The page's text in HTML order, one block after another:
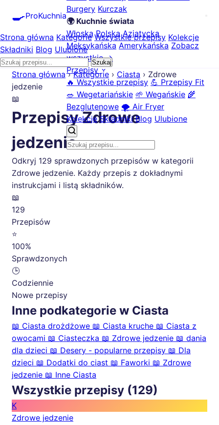
🍳ProKuchnia
Burgery Kurczak
🌍 Kuchnie świata
Włoska Polska Azjatycka
Meksykańska Amerykańska Zobacz
wszystkie →
Przepisy
🔥 Wszystkie przepisy 💪 Przepisy Fit
🥗 Wegetariańskie 🌱 Wegańskie 🌾
Bezglutenowe 🌪️ Air Fryer
Kolekcje Składniki Blog Ulubione
Strona główna Kategorie Wszystkie przepisy Kolekcje
Składniki Blog Ulubione
Szukaj
Strona główna › Kategorie › Ciasta › Zdrowe
jedzenie
📖
Przepisy Zdrowe
jedzenie
Odkryj 129 sprawdzonych przepisów w kategorii
Zdrowe jedzenie. Każdy przepis z dokładnymi
instrukcjami i listą składników.
📖
129
Przepisów
⭐
100%
Sprawdzonych
🕒
Codziennie
Nowe przepisy
Inne podkategorie w Ciasta
📖 Ciasta drożdżowe 📖 Ciasta kruche 📖 Ciasta z
owocami 📖 Ciasteczka 📖 Zdrowe jedzenie 📖 dania
dla dzieci 📖 Desery - popularne przepisy 📖 Dla
dzieci 📖 Dodatki do ciast 📖 Faworki 📖 Zdrowe
jedzenie 📖 Inne Ciasta
Wszystkie przepisy (129)
K
Zdrowe jedzenie